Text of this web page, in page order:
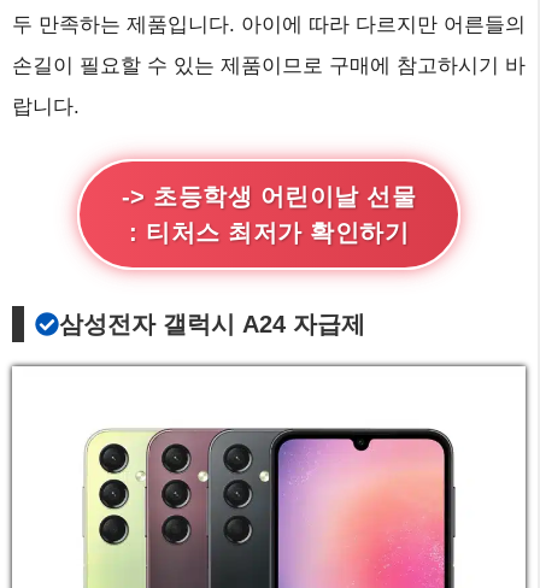
두 만족하는 제품입니다. 아이에 따라 다르지만 어른들의
손길이 필요할 수 있는 제품이므로 구매에 참고하시기 바
랍니다.
-> 초등학생 어린이날 선물
: 티처스 최저가 확인하기
삼성전자 갤럭시 A24 자급제